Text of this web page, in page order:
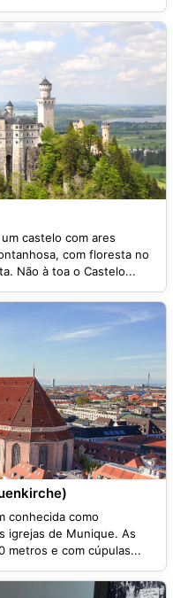
castelo com ares
com floresta no
Não à toa o Castelo...
conhecida como
igrejas de Munique. As
metros e com cúpulas...